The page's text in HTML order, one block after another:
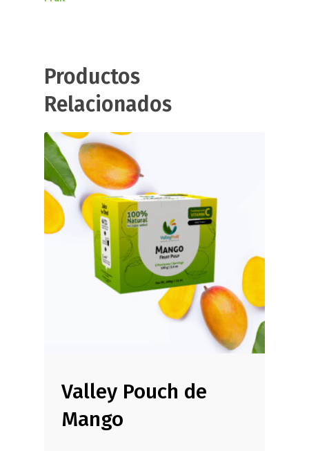
Productos
Relacionados
Valley Pouch de
Mango